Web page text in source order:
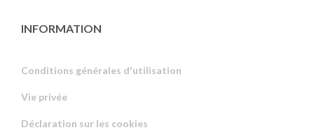
INFORMATION
Conditions générales d'utilisation
Vie privée
Déclaration sur les cookies